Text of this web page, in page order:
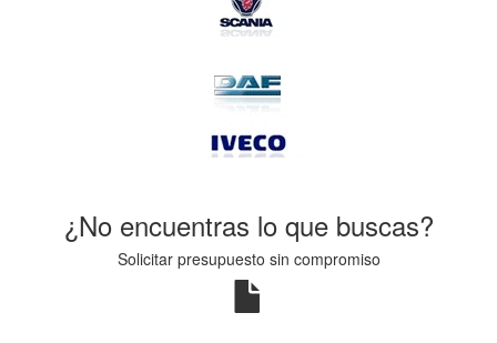
¿No encuentras lo que buscas?
Solicitar presupuesto sin compromiso